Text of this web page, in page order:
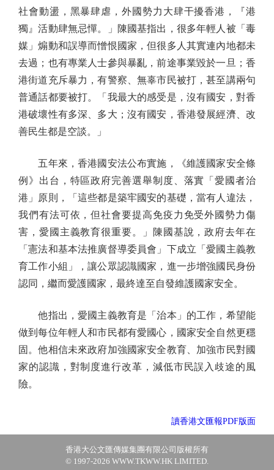
社會動盪，黑暴肆虐，外國勢力大肆干擾香港，『港
獨』活動肆無忌憚。」陳國基指出，很多年輕人被「毒
媒」煽動和誤導而憎恨國家，但很多人其實連內地都未
去過；也有專業人士參與暴亂，前途事業毀於一旦；香
港街道充斥暴力，有警察、無辜市民被打，甚至講兩句
普通話都要被打。「我最大的感受是，沒有國安，對香
港破壞性有多深、多大；沒有國安，香港發展經濟、改
善民生都是空談。」
五年來，香港國安法公布實施，《維護國家安全條
例》出台，特區政府完善選舉制度、落實「愛國者治
港」原則，「這些都是築牢國安的基礎，當有人違法，
我們有法可依，但社會要提高免疫力免受外國勢力傷
害，愛國主義教育很重要。」陳國基說，政府去年在
「憲法和基本法推廣督導委員會」下成立「愛國主義教
育工作小組」，讓公眾認識國家，進一步增強國民身份
認同，繼而愛護國家，最終達至自發維護國家安全。
他指出，愛國主義教育是「治本」的工作，希望能
做到每位年輕人和市民都有愛國心，國家安全自然更穩
固。他相信未來政府加強國家安全教育、加強市民對國
家的認識，對制度進行改革，減低市民誤入歧途的風
險。
讀香港文匯報PDF版面
香港大公文匯傳媒集團有限公司版權所有
© 1997-2026 WWW.TKWW.HK LIMITED.